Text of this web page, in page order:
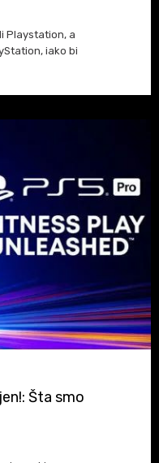
Playstation, a
iako bi
hajde da se
Šta smo